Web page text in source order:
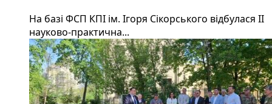
На базі ФСП КПІ ім. Ігоря Сікорського відбулася ІІ
науково-практична...